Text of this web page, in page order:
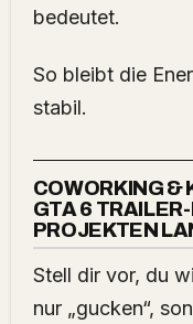
bedeutet.
So bleibt die
stabil.
COWORKING &
GTA 6
PROJEKTEN
Stell dir vor, du
nur „gucken“,